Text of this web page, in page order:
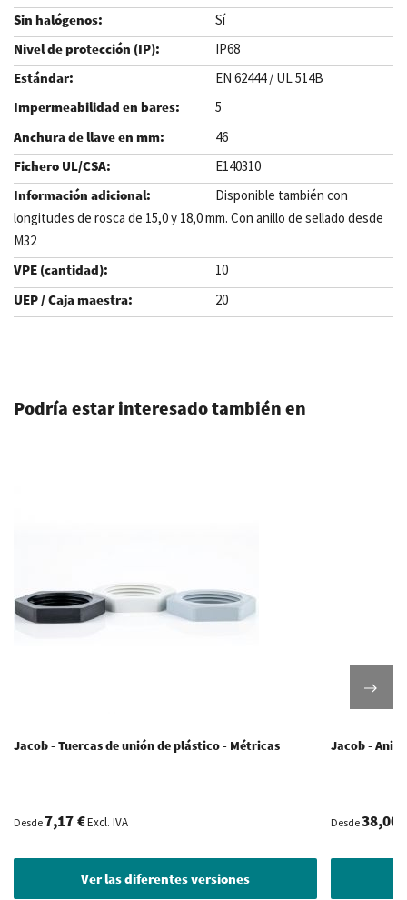
Sí
IP68
EN 62444 / UL 514B
5
46
E140310
Disponible también con
longitudes de rosca de 15,0 y 18,0 mm. Con anillo de sellado desde
M32
10
20
Podría estar interesado también en
Jacob - Tuercas de unión de plástico - Métricas
Desde7,17 €Excl. IVA
Ver las diferentes versiones
Jacob -
Desde38,00